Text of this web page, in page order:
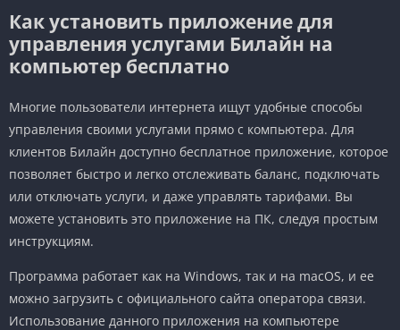
Как установить приложение для
управления услугами Билайн на
компьютер бесплатно
Многие пользователи интернета ищут удобные способы
управления своими услугами прямо с компьютера. Для
клиентов Билайн доступно бесплатное приложение, которое
позволяет быстро и легко отслеживать баланс, подключать
или отключать услуги, и даже управлять тарифами. Вы
можете установить это приложение на ПК, следуя простым
инструкциям.
Программа работает как на Windows, так и на macOS, и ее
можно загрузить с официального сайта оператора связи.
Использование данного приложения на компьютере